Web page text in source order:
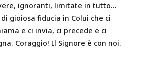
ignoranti, limitate in tutto…
gioiosa fiducia in Colui che ci
e ci invia, ci precede e ci
Coraggio! Il Signore è con noi.